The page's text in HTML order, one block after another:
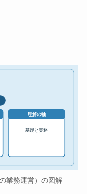
理解の軸
基礎と実務
業務運営）の図解